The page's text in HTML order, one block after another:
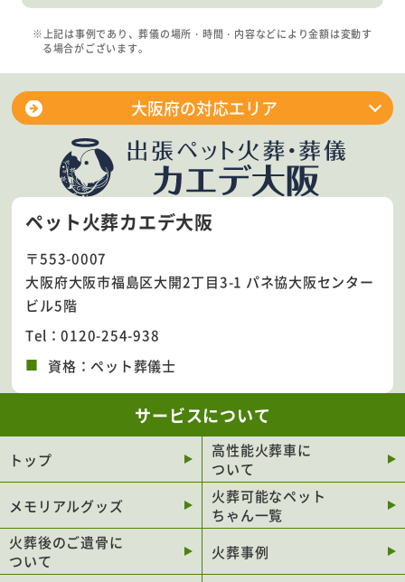
※上記は事例であり、葬儀の場所・時間・内容などにより金額は変動す
る場合がございます。
大阪府の対応エリア
大阪市淀川区
大阪市平野区
大阪市東淀川区
大阪市城東区
大阪市住吉区
大阪市北区
大阪市東住吉区
大阪市中央区
大阪市住之江区
大阪市鶴見区
大阪市天王寺区
大阪市浪速区
大阪市福島区
大阪市港区
大阪市此花区
大阪市大正区
堺市北区
堺市西区
堺市南区
ペット火葬カエデ大阪
〒553-0007
大阪府大阪市福島区大開2丁目3-1 パネ協大阪センター
ビル5階
Tel：0120-254-938
資格：ペット葬儀士
サービスについて
トップ
高性能火葬車に
ついて
メモリアルグッズ
火葬可能なペット
ちゃん一覧
火葬後のご遺骨に
ついて
火葬事例